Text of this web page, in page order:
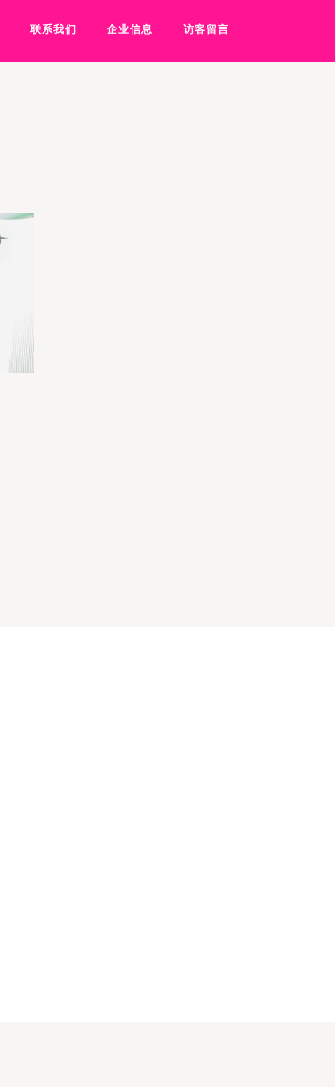
联系我们 企业信息 访客留言